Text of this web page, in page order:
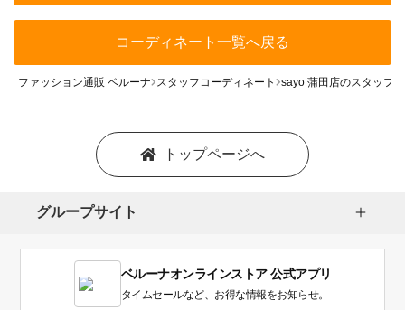
コーディネート一覧へ戻る
ファッション通販 ベルーナ スタッフコーディネート sayo 蒲田店のスタッフ
トップページへ
グループサイト
ベルーナオンラインストア 公式アプリ
タイムセールなど、お得な情報をお知らせ。